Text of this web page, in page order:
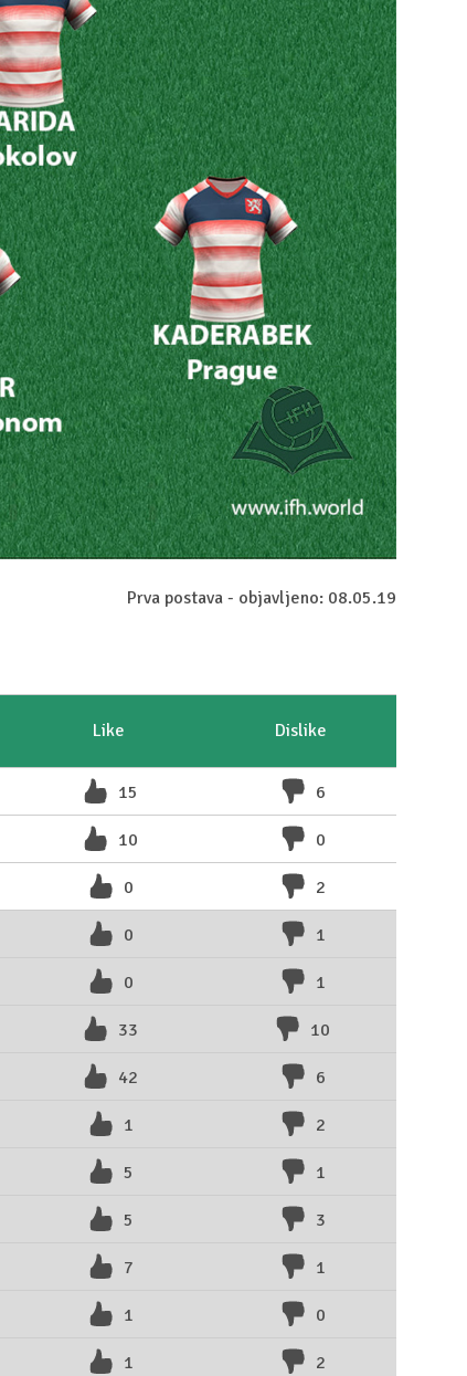
Prva postava - objavljeno: 08.05.19
Like Dislike
15 6
10 0
0 2
0 1
0 1
33 10
42 6
1 2
5 1
5 3
7 1
1 0
1 2